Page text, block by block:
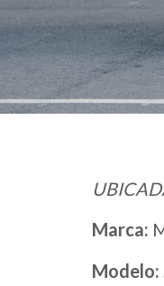
Marca:
Modelo: